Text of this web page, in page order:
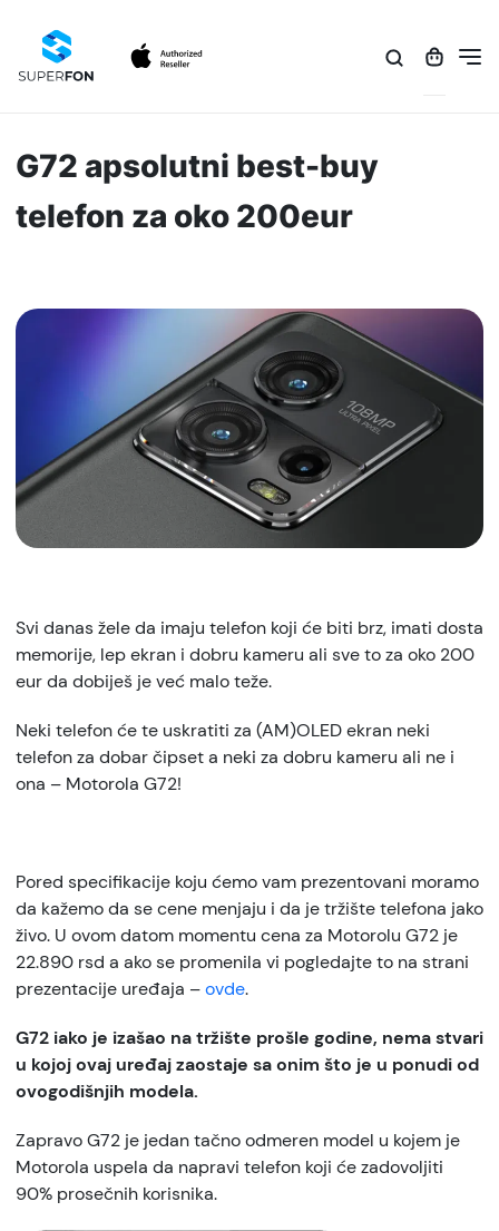
G72 apsolutni best-buy
telefon za oko 200eur
Svi danas žele da imaju telefon koji će biti brz, imati dosta
memorije, lep ekran i dobru kameru ali sve to za oko 200
eur da dobiješ je već malo teže.
Neki telefon će te uskratiti za (AM)OLED ekran neki
telefon za dobar čipset a neki za dobru kameru ali ne i
ona – Motorola G72!
Pored specifikacije koju ćemo vam prezentovani moramo
da kažemo da se cene menjaju i da je tržište telefona jako
živo. U ovom datom momentu cena za Motorolu G72 je
22.890 rsd a ako se promenila vi pogledajte to na strani
prezentacije uređaja –ovde.
G72 iako je izašao na tržište prošle godine, nema stvari
u kojoj ovaj uređaj zaostaje sa onim što je u ponudi od
ovogodišnjih modela.
Zapravo G72 je jedan tačno odmeren model u kojem je
Motorola uspela da napravi telefon koji će zadovoljiti
90% prosečnih korisnika.